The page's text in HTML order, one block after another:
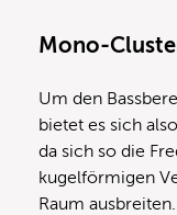
Mono-
Um den
bietet es sich
da sich so die
kugelförmigen
Raum